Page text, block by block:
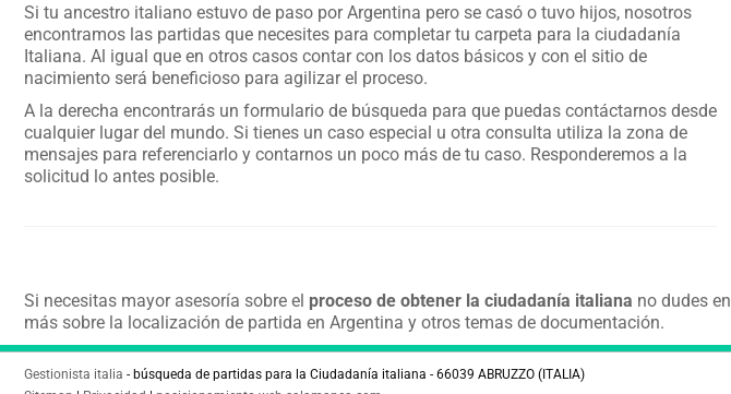
Si tu ancestro italiano estuvo de paso por Argentina pero se casó o tuvo hijos, nosotros
encontramos las partidas que necesites para completar tu carpeta para la ciudadanía
Italiana. Al igual que en otros casos contar con los datos básicos y con el sitio de
nacimiento será beneficioso para agilizar el proceso.
A la derecha encontrarás un formulario de búsqueda para que puedas contáctarnos desde
cualquier lugar del mundo. Si tienes un caso especial u otra consulta utiliza la zona de
mensajes para referenciarlo y contarnos un poco más de tu caso. Responderemos a la
solicitud lo antes posible.
Si necesitas mayor asesoría sobre el proceso de obtener la ciudadanía italiana no dudes en
más sobre la localización de partida en Argentina y otros temas de documentación.
Gestionista italia - búsqueda de partidas para la Ciudadanía italiana - 66039 ABRUZZO (ITALIA)